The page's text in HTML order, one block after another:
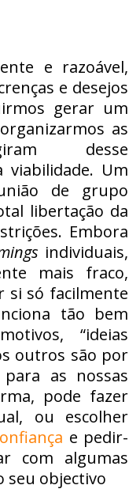
e razoável,
e desejos
gerar um
as
desse
viabilidade. Um
de grupo
libertação da
Embora
individuais,
mais fraco,
si só facilmente
tão bem
“ideias
outros são por
as nossas
pode fazer
ou escolher
e pedir-
com algumas
seu objectivo